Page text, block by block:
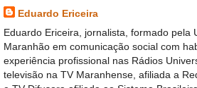
Eduardo Ericeira
Eduardo Ericeira, jornalista, formado pela
Maranhão em comunicação social com
experiência profissional nas Rádios
televisão na TV Maranhense, afiliada a